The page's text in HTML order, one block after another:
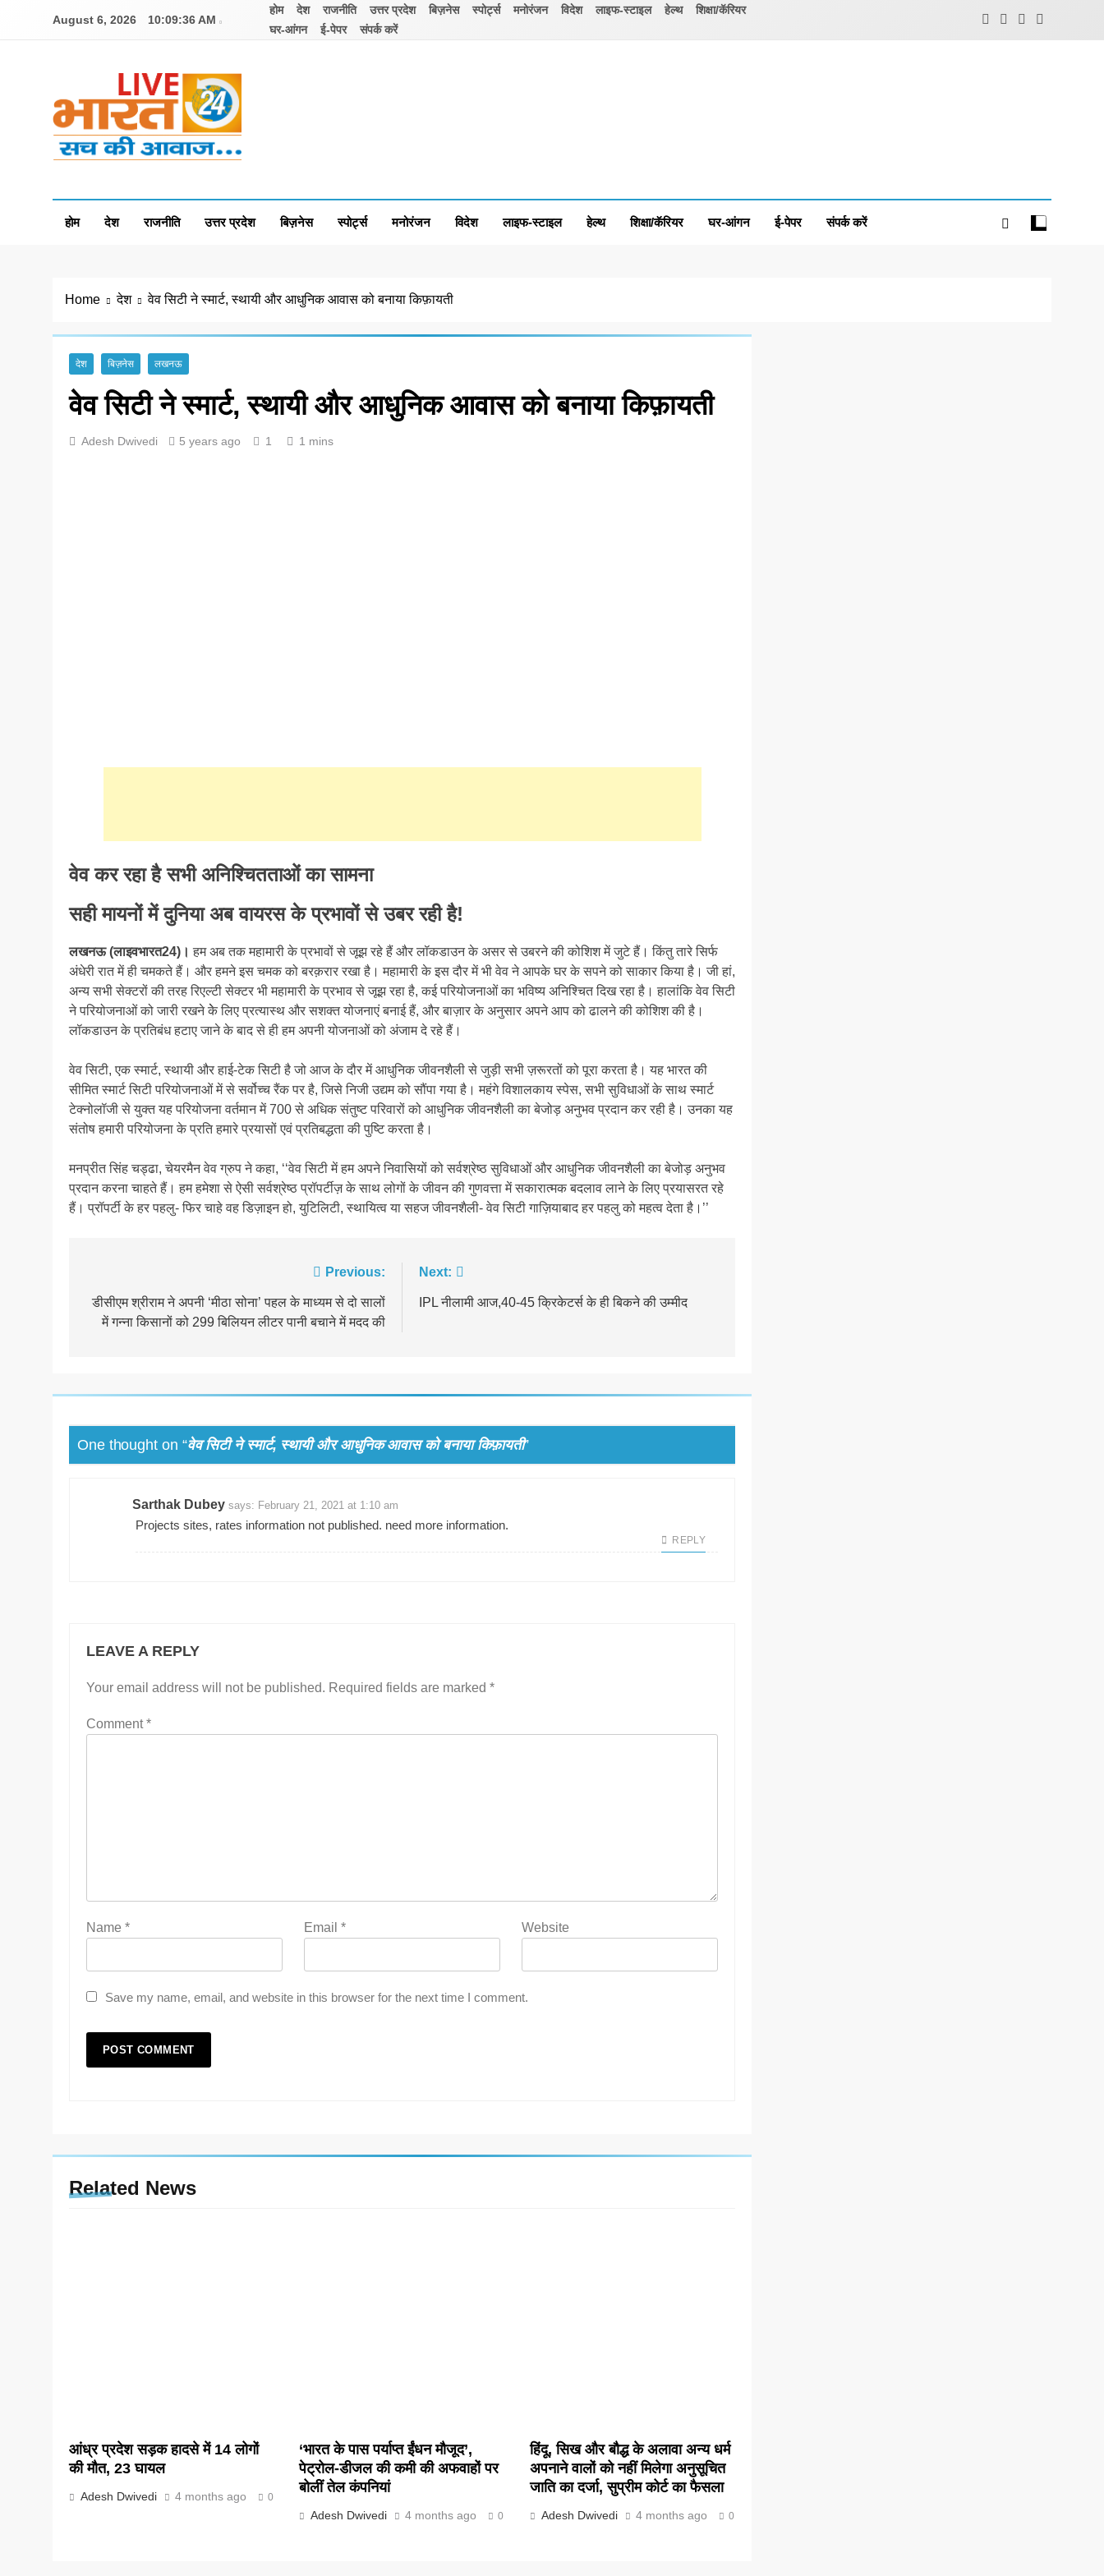
August 6, 2026 10:09:36 AM
होम देश राजनीति उत्तर प्रदेश बिज़नेस स्पोर्ट्स मनोरंजन विदेश लाइफ-स्टाइल हेल्थ
शिक्षा/कॅरियर
घर-आंगन
ई-पेपर संपर्क करें
होम देश राजनीति उत्तर प्रदेश बिज़नेस स्पोर्ट्स मनोरंजन विदेश लाइफ-स्टाइल हेल्थ शिक्षा/कॅरियर घर-आंगन ई-पेपर संपर्क करें
Home देश वेव सिटी ने स्मार्ट, स्थायी और आधुनिक आवास को बनाया किफ़ायती
देश बिज़नेस लखनऊ
वेव सिटी ने स्मार्ट, स्थायी और आधुनिक आवास को बनाया किफ़ायती
Adesh Dwivedi 5 years ago 1 1 mins
वेव कर रहा है सभी अनिश्चितताओं का सामना
सही मायनों में दुनिया अब वायरस के प्रभावों से उबर रही है!
लखनऊ (लाइवभारत24)। हम अब तक महामारी के प्रभावों से जूझ रहे हैं और लॉकडाउन के असर से उबरने की कोशिश में जुटे हैं। किंतु तारे सिर्फ
अंधेरी रात में ही चमकते हैं। और हमने इस चमक को बरक़रार रखा है। महामारी के इस दौर में भी वेव ने आपके घर के सपने को साकार किया है। जी हां,
अन्य सभी सेक्टरों की तरह रिएल्टी सेक्टर भी महामारी के प्रभाव से जूझ रहा है, कई परियोजनाओं का भविष्य अनिश्चित दिख रहा है। हालांकि वेव सिटी
ने परियोजनाओं को जारी रखने केे लिए प्रत्यास्थ और सशक्त योजनाएं बनाई हैं, और बाज़ार के अनुसार अपने आप को ढालने की कोशिश की है।
लॉकडाउन के प्रतिबंध हटाए जाने के बाद से ही हम अपनी योजनाओं को अंजाम दे रहे हैं।
वेव सिटी, एक स्मार्ट, स्थायी और हाई-टेक सिटी है जो आज के दौर में आधुनिक जीवनशैली से जुड़ी सभी ज़रूरतों को पूरा करता है। यह भारत की
सीमित स्मार्ट सिटी परियोजनाओं में से सर्वोच्च रैंक पर है, जिसे निजी उद्यम को सौंपा गया है। महंगे विशालकाय स्पेस, सभी सुविधाओं के साथ स्मार्ट
टेक्नोलॉजी से युक्त यह परियोजना वर्तमान में 700 से अधिक संतुष्ट परिवारों को आधुनिक जीवनशैली का बेजोड़ अनुभव प्रदान कर रही है। उनका यह
संतोष हमारी परियोजना के प्रति हमारे प्रयासों एवं प्रतिबद्धता की पुष्टि करता है।
मनप्रीत सिंह चड्ढा, चेयरमैन वेव ग्रुप ने कहा, ‘‘वेव सिटी में हम अपने निवासियों को सर्वश्रेष्ठ सुविधाओं और आधुनिक जीवनशैली का बेजोड़ अनुभव
प्रदान करना चाहते हैं। हम हमेशा से ऐसी सर्वश्रेष्ठ प्रॉपर्टीज़ के साथ लोगों के जीवन की गुणवत्ता में सकारात्मक बदलाव लाने के लिए प्रयासरत रहे
हैं। प्रॉपर्टी के हर पहलु- फिर चाहे वह डिज़ाइन हो, युटिलिटी, स्थायित्व या सहज जीवनशैली- वेव सिटी गाज़ियाबाद हर पहलु को महत्व देता है।’’
navigation
Previous:
डीसीएम श्रीराम ने अपनी ‘मीठा सोना’ पहल के माध्यम से दो सालों
में गन्ना किसानों को 299 बिलियन लीटर पानी बचाने में मदद की
Next:
IPL नीलामी आज,40-45 क्रिकेटर्स के ही बिकने की उम्मीद
One thought on “वेव सिटी ने स्मार्ट, स्थायी और आधुनिक आवास को बनाया किफ़ायती”
Sarthak Dubey says: February 21, 2021 at 1:10 am
Projects sites, rates information not published. need more information.
REPLY
LEAVE A REPLY
Your email address will not be published. Required fields are marked *
Comment*
Name * Email* Website
Save my name, email, and website in this browser for the next time I comment.
Related News
आंध्र प्रदेश सड़क हादसे में 14 लोगों
की मौत, 23 घायल
Adesh Dwivedi 4 months ago 0
‘भारत के पास पर्याप्त ईंधन मौजूद’,
पेट्रोल-डीजल की कमी की अफवाहों पर
बोलीं तेल कंपनियां
Adesh Dwivedi 4 months ago 0
हिंदू, सिख और बौद्ध के अलावा अन्य धर्म
अपनाने वालों को नहीं मिलेगा अनुसूचित
जाति का दर्जा, सुप्रीम कोर्ट का फैसला
Adesh Dwivedi 4 months ago 0